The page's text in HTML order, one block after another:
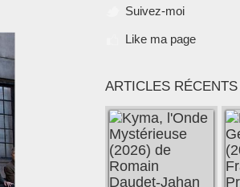
Suivez-moi
Like ma page
ARTICLES RÉCENTS